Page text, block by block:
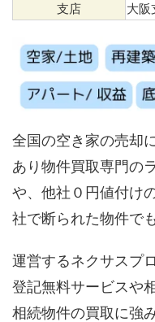
支店
大
全国の空き家の売却
あり物件買取専門の
や、他社０円値付け
社で断られた物件で
運営するネクサスプ
登記無料サービスや
相続物件の買取に強